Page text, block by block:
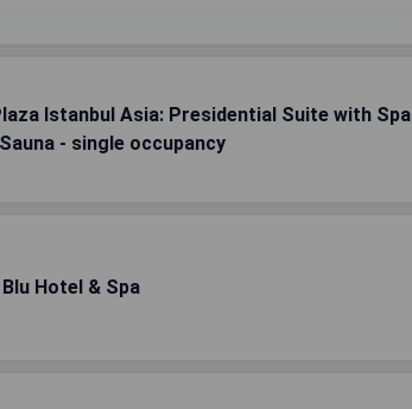
Istanbul Asia: Presidential Suite with Spa
- single occupancy
Hotel & Spa